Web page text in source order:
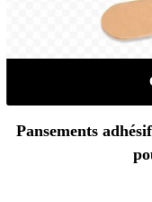
Pansements